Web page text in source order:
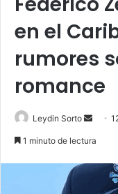
en el
rumores
romance
Leydin Sorto
Send
1 minuto de lectura